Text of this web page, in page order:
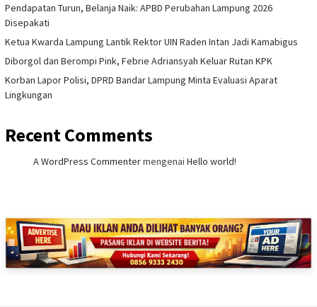
Pendapatan Turun, Belanja Naik: APBD Perubahan Lampung 2026
Disepakati
Ketua Kwarda Lampung Lantik Rektor UIN Raden Intan Jadi Kamabigus
Diborgol dan Berompi Pink, Febrie Adriansyah Keluar Rutan KPK
Korban Lapor Polisi, DPRD Bandar Lampung Minta Evaluasi Aparat
Lingkungan
Recent Comments
A WordPress Commentermengenai Hello world!